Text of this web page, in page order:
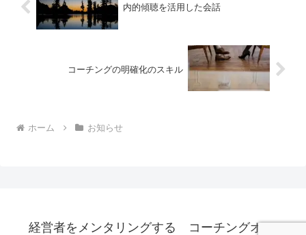
内的傾聴を活用した会話
コーチングの明確化のスキル
ホーム お知らせ
経営者をメンタリングする コーチングオフィ